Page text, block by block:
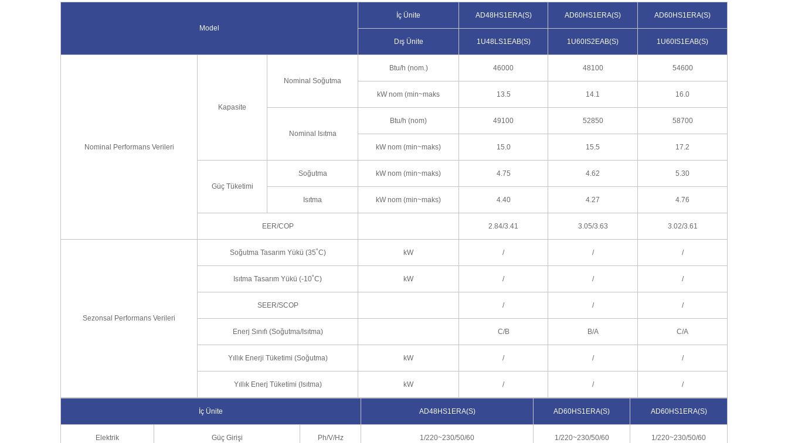
Model
İç Ünite AD48HS1ERA(S) AD60HS1ERA(S) AD60HS1ERA(S)
Dış Ünite 1U48LS1EAB(S) 1U60IS2EAB(S) 1U60IS1EAB(S)
Nominal Performans Verileri
Kapasite
Nominal Soğutma
Btu/h (nom.) 46000 48100 54600
kW nom (min~maks 13.5 14.1 16.0
Nominal Isıtma
Btu/h (nom) 49100 52850 58700
kW nom (min~maks) 15.0 15.5 17.2
Güç Tüketimi
Soğutma kW nom (min~maks) 4.75 4.62 5.30
Isıtma kW nom (min~maks) 4.40 4.27 4.76
EER/COP 2.84/3.41 3.05/3.63 3.02/3.61
Sezonsal Performans Verileri
Soğutma Tasarım Yükü (35˚C) kW / / /
Isıtma Tasarım Yükü (-10˚C) kW / / /
SEER/SCOP / / /
Enerj Sınıfı (Soğutma/Isıtma) C/B B/A C/A
Yıllık Enerji Tüketimi (Soğutma) kW / / /
Yıllık Enerj Tüketimi (Isıtma) kW / / /
İç Ünite AD48HS1ERA(S) AD60HS1ERA(S) AD60HS1ERA(S)
Elektrik Güç Girişi Ph/V/Hz 1/220~230/50/60 1/220~230/50/60 1/220~230/50/60